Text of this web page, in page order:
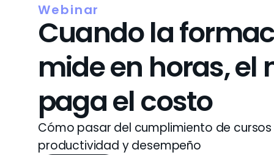
Webinar
Cuando la
mide en horas, el
paga el costo
Cómo pasar del cumplimiento de
productividad y desempeño